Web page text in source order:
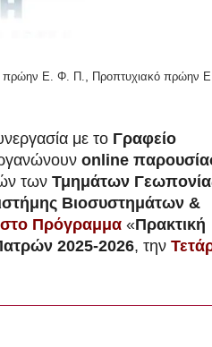
πρώην Ε. Φ. Π.
Προπτυχιακό πρώην
με το Γραφείο
online
των Τμημάτων
Βιοσυστημάτων &
στο Πρόγραμμα «Πρακτική
2025-2026, την